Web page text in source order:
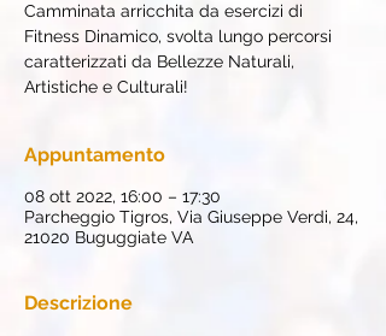
Camminata arricchita da esercizi di
Fitness Dinamico, svolta lungo percorsi
caratterizzati da Bellezze Naturali,
Artistiche e Culturali!
Appuntamento
08 ott 2022, 16:00 – 17:30
Parcheggio Tigros, Via Giuseppe Verdi, 24,
21020 Buguggiate VA
Descrizione